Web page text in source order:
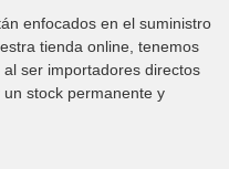
enfocados en el suministro
tienda online, tenemos
ser importadores directos
stock permanente y